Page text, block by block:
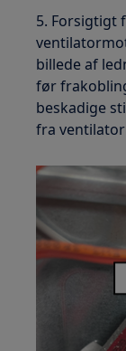
5. Forsigtigt
billede af
før
beskadige
fra